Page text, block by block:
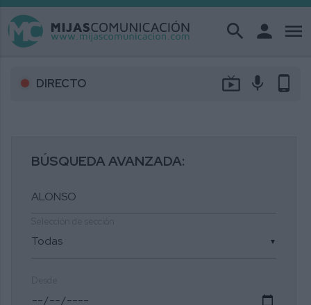
search person menu
DIRECTO live_tv mic phone_android
BÚSQUEDA AVANZADA:
▼